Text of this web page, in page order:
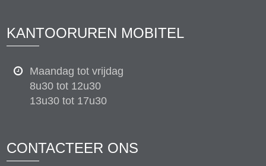
KANTOORUREN MOBITEL
Maandag tot vrijdag
8u30 tot 12u30
13u30 tot 17u30
CONTACTEER ONS